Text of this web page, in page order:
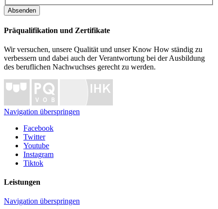
Absenden
Präqualifikation und Zertifikate
Wir versuchen, unsere Qualität und unser Know How ständig zu
verbessern und dabei auch der Verantwortung bei der Ausbildung
des beruflichen Nachwuchses gerecht zu werden.
Navigation überspringen
Facebook
Twitter
Youtube
Instagram
Tiktok
Leistungen
Navigation überspringen